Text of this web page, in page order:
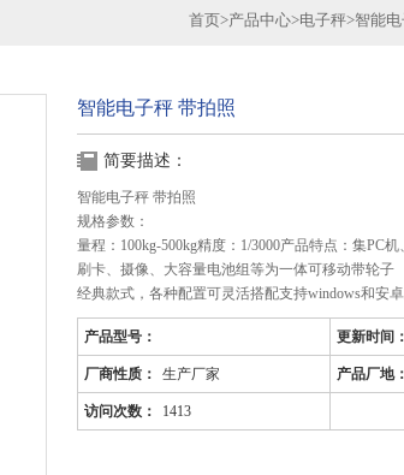
首页>产品中心>电子秤>智能
智能电子秤 带拍照
简要描述：
智能电子秤 带拍照
规格参数：
量程：100kg-500kg精度：1/3000产品特点：集PC机
刷卡、摄像、大容量电池组等为一体可移动带轮子
经典款式，各种配置可灵活搭配支持windows和安
产品型号： 更新时间：
厂商性质： 生产厂家 产品厂地：
访问次数： 1413